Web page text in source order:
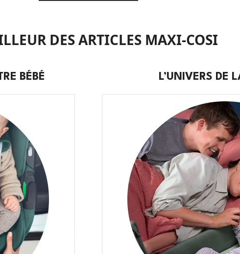
DES ARTICLES MAXI-COSI
BÉBÉ L’UNIVERS DE